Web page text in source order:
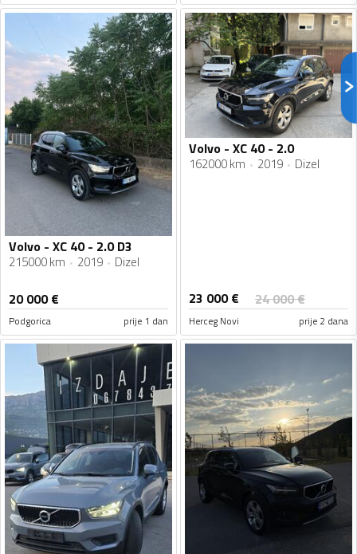
Volvo - XC 40 - 2.0 D3
215000 km 2019 Dizel
20 000€
Podgorica prije 1 dan
Volvo - XC 40 - 2.0
162000 km 2019 Dizel
23 000€ 24 000€
Herceg Novi prije 2 dana